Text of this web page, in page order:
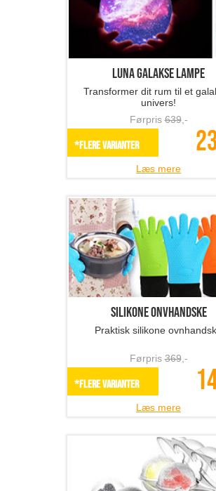
Luna Galakse lampe
Transformer dit rum til et
univers!
Førpris639,-
*Flere varianter
Læs mere
Silikone onvhandske
Praktisk silikone
Førpris369,-
*Flere varianter
Læs mere